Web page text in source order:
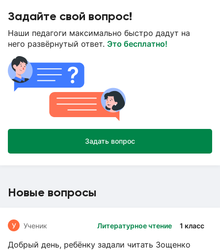
Задайте свой вопрос!
Наши педагоги максимально быстро дадут на
него развёрнутый ответ. Это бесплатно!
Задать вопрос
Новые вопросы
Литературное чтение 1 класс
У Ученик
Добрый день, ребёнку задали читать Зощенко